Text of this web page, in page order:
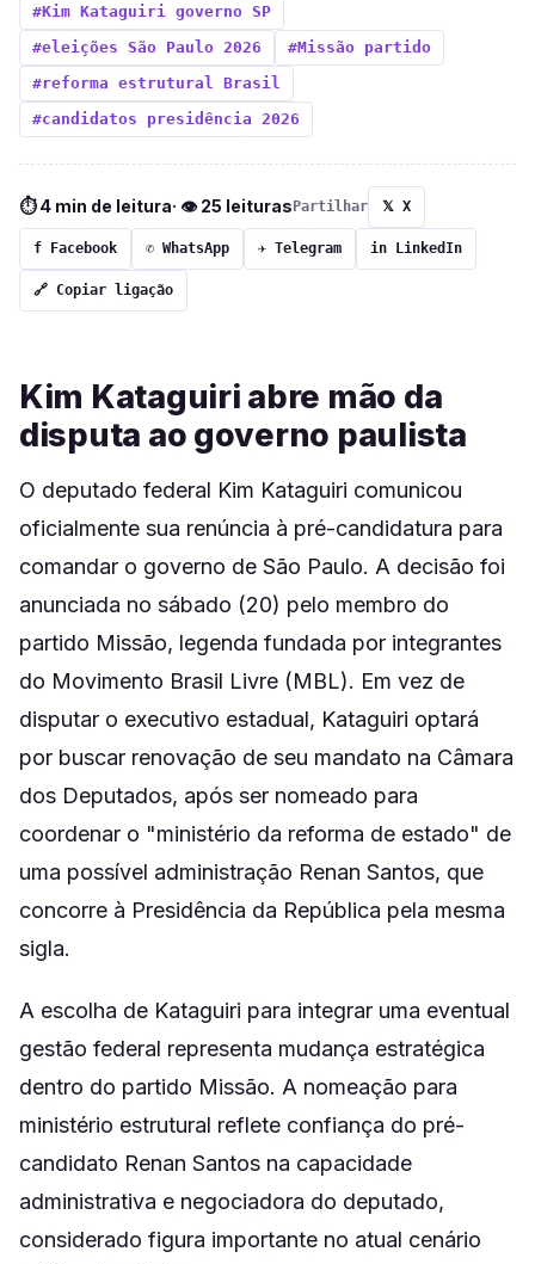
#Kim Kataguiri governo SP
#eleições São Paulo 2026
#Missão partido
#reforma estrutural Brasil
#candidatos presidência 2026
⏱ 4 min de leitura· 👁 25 leiturasPartilhar 𝕏 X
f Facebook ✆ WhatsApp ✈ Telegram in LinkedIn
🔗 Copiar ligação
Kim Kataguiri abre mão da
disputa ao governo paulista
O deputado federal Kim Kataguiri comunicou
oficialmente sua renúncia à pré-candidatura para
comandar o governo de São Paulo. A decisão foi
anunciada no sábado (20) pelo membro do
partido Missão, legenda fundada por integrantes
do Movimento Brasil Livre (MBL). Em vez de
disputar o executivo estadual, Kataguiri optará
por buscar renovação de seu mandato na Câmara
dos Deputados, após ser nomeado para
coordenar o "ministério da reforma de estado" de
uma possível administração Renan Santos, que
concorre à Presidência da República pela mesma
sigla.
A escolha de Kataguiri para integrar uma eventual
gestão federal representa mudança estratégica
dentro do partido Missão. A nomeação para
ministério estrutural reflete confiança do pré-
candidato Renan Santos na capacidade
administrativa e negociadora do deputado,
considerado figura importante no atual cenário